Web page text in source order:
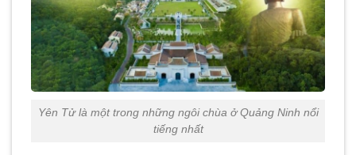
Yên Tử là một trong những ngôi chùa ở Quảng Ninh nổi
tiếng nhất